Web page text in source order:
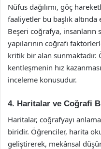
Nüfus dağılımı, göç
faaliyetler bu başlık altında
Beşeri coğrafya,
yapılarının coğrafi
kritik bir alan sunmaktadır.
kentleşmenin hız
inceleme konusudur.
4. Haritalar ve Coğrafi
Haritalar, coğrafyayı
biridir. Öğrenciler, harita
geliştirerek, mekânsal